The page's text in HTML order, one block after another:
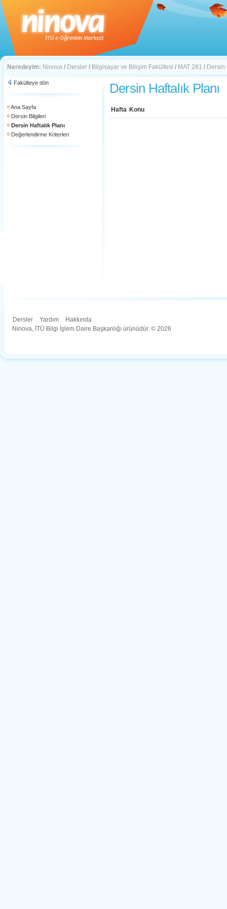
Neredeyim: Ninova / Dersler / Bilgisayar ve Bilişim Fakültesi / MAT 281 / Dersin
Fakülteye dön
Ana Sayfa
Dersin Bilgileri
Dersin Haftalık Planı
Değerlendirme Kriterleri
Dersin Haftalık Planı
Hafta Konu
Dersler . Yardım . Hakkında
Ninova, İTÜ Bilgi İşlem Daire Başkanlığı ürünüdür. © 2026